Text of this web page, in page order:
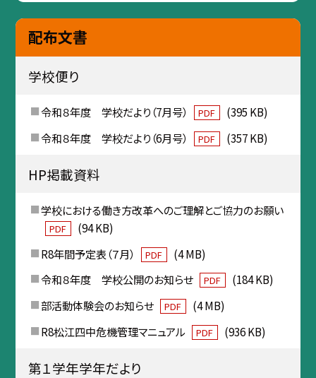
配布文書
学校便り
令和８年度 学校だより（7月号） PDF
(395 KB)
令和８年度 学校だより（6月号）
PDF (357 KB)
HP掲載資料
学校における働き方改革へのご理解とご協力のお願い
PDF
(94 KB)
R8年間予定表（７月）
PDF
(4 MB)
令和８年度 学校公開のお知らせ
PDF
(184 KB)
部活動体験会のお知らせ
PDF
(4 MB)
R8松江四中危機管理マニュアル
PDF (936 KB)
第１学年学年だより